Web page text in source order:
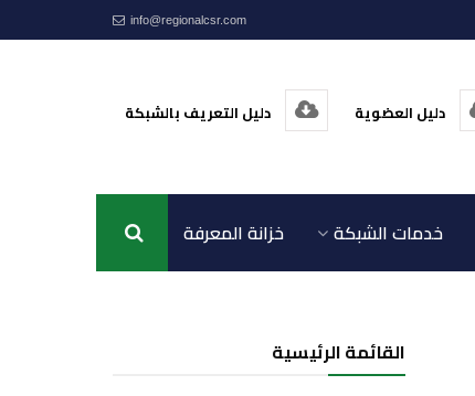
info@regionalcsr.com
دليل العضوية دليل التعريف بالشبكة
خدمات الشبكة خزانة المعرفة اتصل بنا
القائمة الرئيسية